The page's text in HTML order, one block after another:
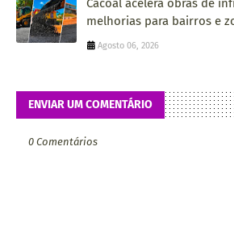
Cacoal acelera obras de
melhorias para bairros e
Agosto 06, 2026
ENVIAR UM COMENTÁRIO
0 Comentários